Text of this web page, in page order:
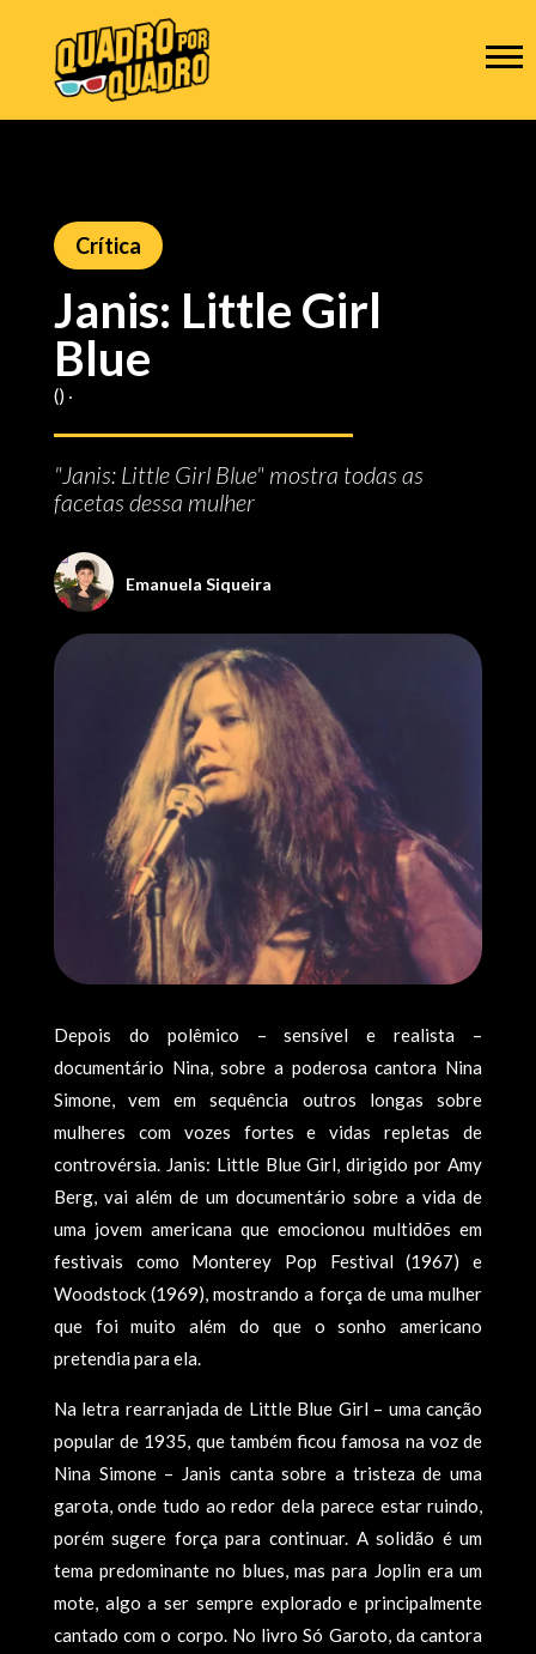
Crítica
Janis: Little Girl
Blue
() ‧
"Janis: Little Girl Blue" mostra todas as
facetas dessa mulher
Emanuela Siqueira
Depois do polêmico – sensível e realista –
documentário Nina, sobre a poderosa cantora Nina
Simone, vem em sequência outros longas sobre
mulheres com vozes fortes e vidas repletas de
controvérsia. Janis: Little Blue Girl, dirigido por Amy
Berg, vai além de um documentário sobre a vida de
uma jovem americana que emocionou multidões em
festivais como Monterey Pop Festival (1967) e
Woodstock (1969), mostrando a força de uma mulher
que foi muito além do que o sonho americano
pretendia para ela.
Na letra rearranjada de Little Blue Girl – uma canção
popular de 1935, que também ficou famosa na voz de
Nina Simone – Janis canta sobre a tristeza de uma
garota, onde tudo ao redor dela parece estar ruindo,
porém sugere força para continuar. A solidão é um
tema predominante no blues, mas para Joplin era um
mote, algo a ser sempre explorado e principalmente
cantado com o corpo. No livro Só Garoto, da cantora